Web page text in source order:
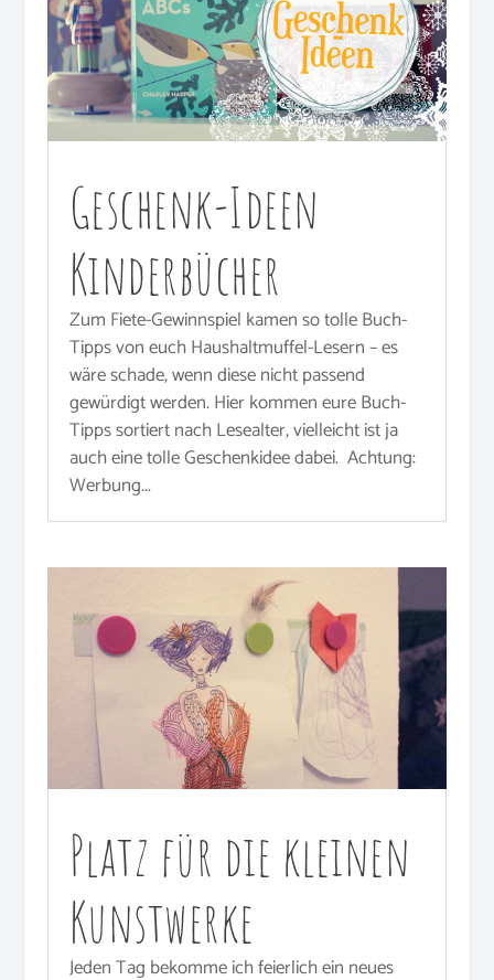
Geschenk-Ideen
Kinderbücher
Zum Fiete-Gewinnspiel kamen so tolle Buch-
Tipps von euch Haushaltmuffel-Lesern – es
wäre schade, wenn diese nicht passend
gewürdigt werden. Hier kommen eure Buch-
Tipps sortiert nach Lesealter, vielleicht ist ja
auch eine tolle Geschenkidee dabei. Achtung:
Werbung...
Platz für die kleinen
Kunstwerke
Jeden Tag bekomme ich feierlich ein neues